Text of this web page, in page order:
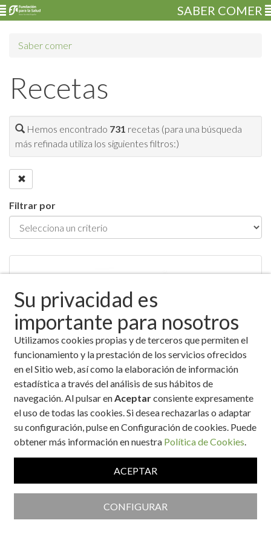
Su privacidad es
importante para nosotros
Utilizamos cookies propias y de terceros que permiten el
funcionamiento y la prestación de los servicios ofrecidos
en el Sitio web, así como la elaboración de información
estadística a través del análisis de sus hábitos de
navegación. Al pulsar enAceptarconsiente expresamente
el uso de todas las cookies. Si desea rechazarlas o adaptar
su configuración, pulse en Configuración de cookies. Puede
obtener más información en nuestra Política de Cookies.
ACEPTAR
CONFIGURAR
SABER COMER
Saber comer
Recetas
Hemos encontrado 731 recetas (para una búsqueda
más refinada utiliza los siguientes filtros:)
Filtrar por
Almejas con salsa de tomate casera picante
Almejas en salsa de almendras